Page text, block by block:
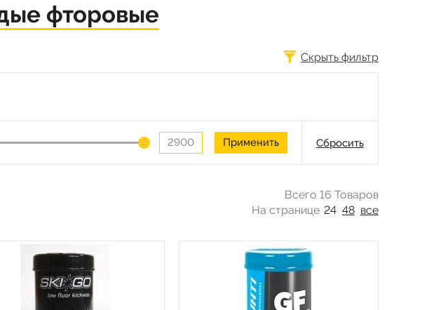
фторовые
Скрыть фильтр
Сбросить
Всего 16 Товаров
На странице 24 48 все